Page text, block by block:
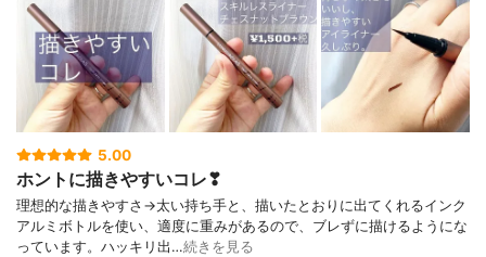
5.00
ホントに描きやすいコレ❣
理想的な描きやすさ→太い持ち手と、描いたとおりに出てくれるインク
アルミボトルを使い、適度に重みがあるので、ブレずに描けるようにな
っています。ハッキリ出…続きを見る